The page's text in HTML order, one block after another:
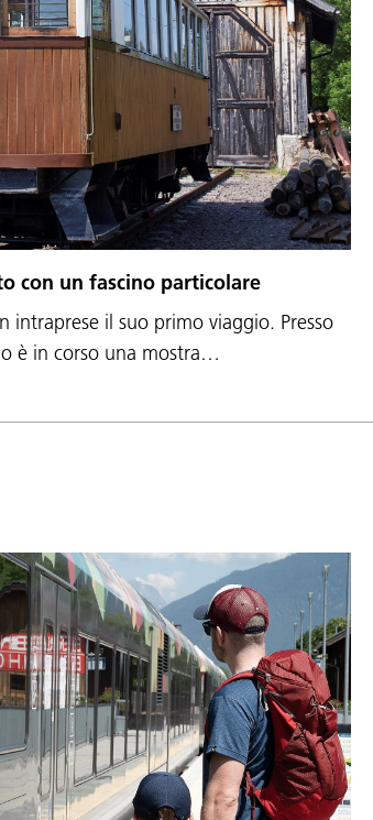
con un fascino particolare
il suo primo viaggio. Presso
è in corso una mostra…